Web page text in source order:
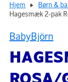
Hjem Børn &
Hagesmæk 2-pak
BabyBjörn